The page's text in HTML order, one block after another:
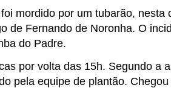
mordido por um tubarão, nesta
de Fernando de Noronha. O
do Padre.
por volta das 15h. Segundo a
pela equipe de plantão.